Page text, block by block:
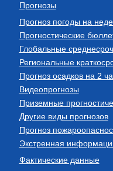
Прогнозы
Прогноз погоды на
Прогностические
Глобальные
Региональные
Прогноз осадков на 2
Видеопрогнозы
Приземные
Другие виды прогнозов
Прогноз
Экстренная
Фактические данные